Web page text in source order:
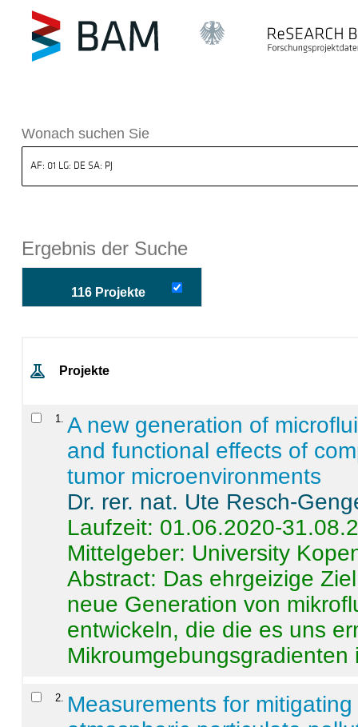
BAM
Wonach suchen Sie
Ergebnis der Suche
116 Projekte
Projekte
1
A new generation of
and functional effects of
tumor microenvironments
Dr. rer. nat. Ute Resch-
Laufzeit: 01.06.2020-
Mittelgeber: University
Abstract: Das ehrgeizige
neue Generation von
entwickeln, die die es uns
Mikroumgebungsgradienten
2
Measurements for